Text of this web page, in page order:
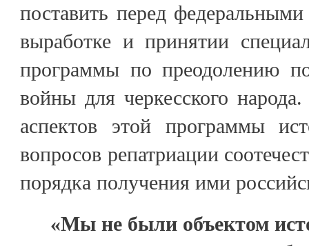
поставить перед
выработке и принятии
программы по преодолению
войны для черкесского
аспектов этой программы
вопросов репатриации
порядка получения ими
«Мы не были объектом